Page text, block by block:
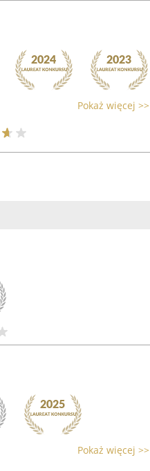
Pokaż więcej >>
Pokaż więcej >>